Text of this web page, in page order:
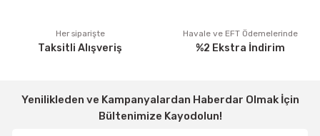
Her siparişte
Taksitli Alışveriş
Havale ve EFT Ödemelerinde
%2 Ekstra İndirim
Yenilikleden ve Kampanyalardan Haberdar Olmak İçin
Bültenimize Kayodolun!